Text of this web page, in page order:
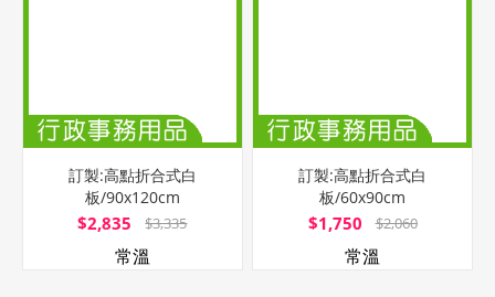
訂製:高點折合式白
板/90x120cm
$2,835 $3,335
常溫
訂製:高點折合式白
板/60x90cm
$1,750 $2,060
常溫